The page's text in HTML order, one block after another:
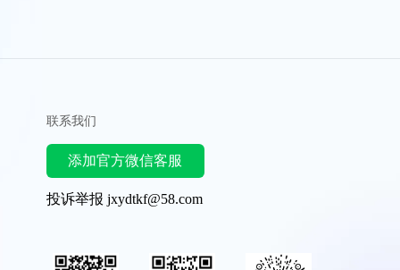
联系我们
添加官方微信客服
投诉举报 jxydtkf@58.com